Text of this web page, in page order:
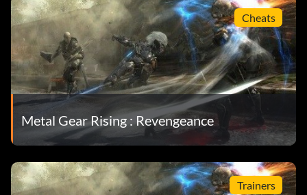
Cheats
Metal Gear Rising : Revengeance
Trainers